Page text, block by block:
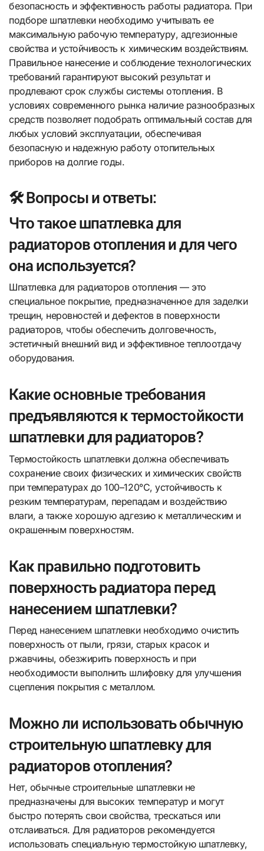
безопасность и эффективность работы радиатора. При
подборе шпатлевки необходимо учитывать ее
максимальную рабочую температуру, адгезионные
свойства и устойчивость к химическим воздействиям.
Правильное нанесение и соблюдение технологических
требований гарантируют высокий результат и
продлевают срок службы системы отопления. В
условиях современного рынка наличие разнообразных
средств позволяет подобрать оптимальный состав для
любых условий эксплуатации, обеспечивая
безопасную и надежную работу отопительных
приборов на долгие годы.
🛠️ Вопросы и ответы:
Что такое шпатлевка для
радиаторов отопления и для чего
она используется?
Шпатлевка для радиаторов отопления — это
специальное покрытие, предназначенное для заделки
трещин, неровностей и дефектов в поверхности
радиаторов, чтобы обеспечить долговечность,
эстетичный внешний вид и эффективное теплоотдачу
оборудования.
Какие основные требования
предъявляются к термостойкости
шпатлевки для радиаторов?
Термостойкость шпатлевки должна обеспечивать
сохранение своих физических и химических свойств
при температурах до 100–120°C, устойчивость к
резким температурам, перепадам и воздействию
влаги, а также хорошую адгезию к металлическим и
окрашенным поверхностям.
Как правильно подготовить
поверхность радиатора перед
нанесением шпатлевки?
Перед нанесением шпатлевки необходимо очистить
поверхность от пыли, грязи, старых красок и
ржавчины, обезжирить поверхность и при
необходимости выполнить шлифовку для улучшения
сцепления покрытия с металлом.
Можно ли использовать обычную
строительную шпатлевку для
радиаторов отопления?
Нет, обычные строительные шпатлевки не
предназначены для высоких температур и могут
быстро потерять свои свойства, трескаться или
отслаиваться. Для радиаторов рекомендуется
использовать специальную термостойкую шпатлевку,